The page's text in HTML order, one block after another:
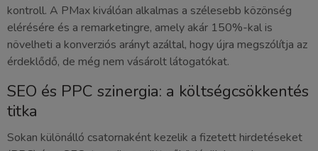
kontroll. A PMax kiválóan alkalmas a szélesebb közönség
elérésére és a remarketingre, amely akár 150%-kal is
növelheti a konverziós arányt azáltal, hogy újra megszólítja az
érdeklődő, de még nem vásárolt látogatókat.
SEO és PPC szinergia: a költségcsökkentés
titka
Sokan különálló csatornaként kezelik a fizetett hirdetéseket